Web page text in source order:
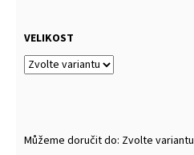
VELIKOST
Můžeme doručit do: Zvolte variantu